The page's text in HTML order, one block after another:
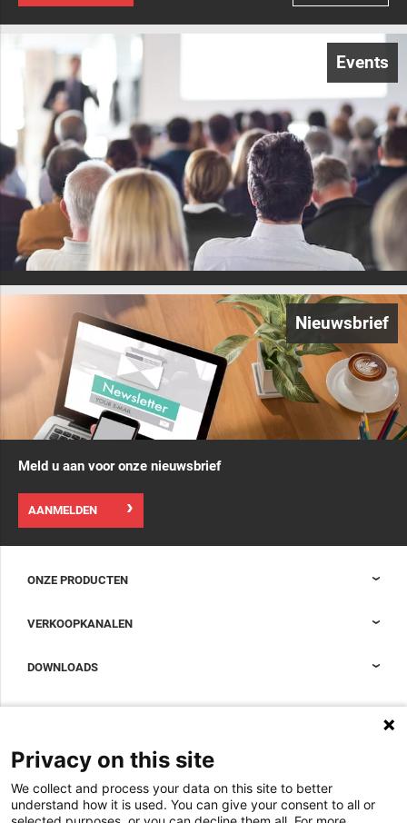
Events
Nieuwsbrief
Meld u aan voor onze nieuwsbrief
AANMELDEN
ONZE PRODUCTEN
Accessoires om uw datacenterkast compleet te maken
VERKOOPKANALEN
DOWNLOADS
Magazine
Whitepapers
Specificatie Tools
OVER ONS
Werken bij Minkels
Nieuws
Minkels maakt gebruik van cookies om ervoor
Privacy on this site
We collect and process your data on this site to better
understand how it is used. You can give your consent to all or